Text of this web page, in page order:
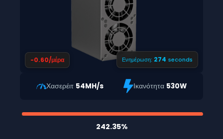
-0.60/μέρα Ενημέρωση: 273 seconds
Χασερέιτ 54MH/s Ικανότητα 530W
242.35%